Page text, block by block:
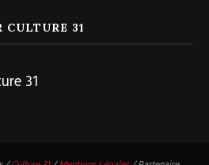
CULTURE 31
31